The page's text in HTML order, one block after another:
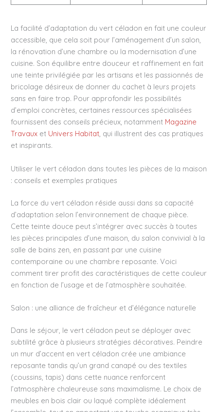
La facilité d’adaptation du vert céladon en fait une couleur
accessible, que cela soit pour l’aménagement d’un salon,
la rénovation d’une chambre ou la modernisation d’une
cuisine. Son équilibre entre douceur et raffinement en fait
une teinte privilégiée par les artisans et les passionnés de
bricolage désireux de donner du cachet à leurs projets
sans en faire trop. Pour approfondir les possibilités
d’emploi concrètes, certaines ressources spécialisées
fournissent des conseils précieux, notamment Magazine
Travaux et Univers Habitat, qui illustrent des cas pratiques
et inspirants.
Utiliser le vert céladon dans toutes les pièces de la maison
: conseils et exemples pratiques
La force du vert céladon réside aussi dans sa capacité
d’adaptation selon l’environnement de chaque pièce.
Cette teinte douce peut s’intégrer avec succès à toutes
les pièces principales d’une maison, du salon convivial à la
salle de bains zen, en passant par une cuisine
contemporaine ou une chambre reposante. Voici
comment tirer profit des caractéristiques de cette couleur
en fonction de l’usage et de l’atmosphère souhaitée.
Salon : une alliance de fraîcheur et d’élégance naturelle
Dans le séjour, le vert céladon peut se déployer avec
subtilité grâce à plusieurs stratégies décoratives. Peindre
un mur d’accent en vert céladon crée une ambiance
reposante tandis qu’un grand canapé ou des textiles
(coussins, tapis) dans cette nuance renforcent
l’atmosphère chaleureuse sans maximalisme. Le choix de
meubles en bois clair ou laqué complète idéalement